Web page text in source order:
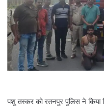
पशु तस्कर को रतनपुर पुलिस ने किया